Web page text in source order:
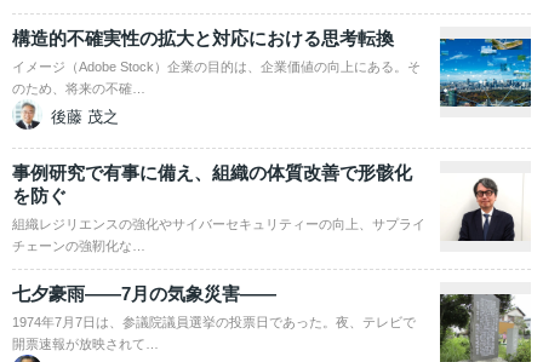
構造的不確実性の拡大と対応における思考転換
イメージ（Adobe Stock）企業の目的は、企業価値の向上にある。そ
のため、将来の不確…
後藤 茂之
事例研究で有事に備え、組織の体質改善で形骸化
を防ぐ
組織レジリエンスの強化やサイバーセキュリティーの向上、サプライ
チェーンの強靭化な…
七夕豪雨――7月の気象災害――
1974年7月7日は、参議院議員選挙の投票日であった。夜、テレビで
開票速報が放映されて…